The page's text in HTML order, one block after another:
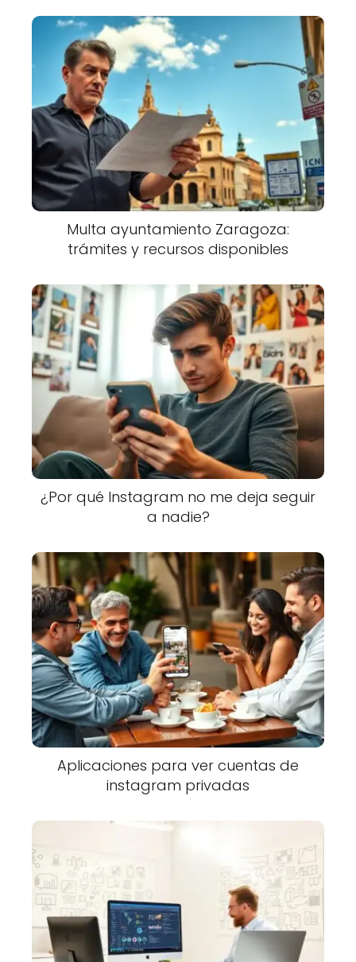
Multa ayuntamiento Zaragoza:
trámites y recursos disponibles
¿Por qué Instagram no me deja seguir
a nadie?
Aplicaciones para ver cuentas de
instagram privadas